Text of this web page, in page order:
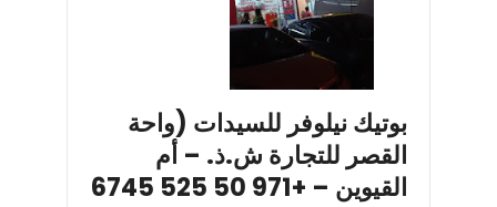
بوتيك نيلوفر للسيدات (واحة
القصر للتجارة ش.ذ. – أم
القيوين – +971 50 525 6745